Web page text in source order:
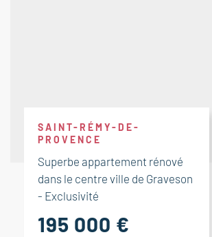
SAINT-RÉMY-DE-
PROVENCE
Superbe appartement rénové
dans le centre ville de Graveson
- Exclusivité
195 000 €